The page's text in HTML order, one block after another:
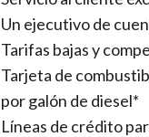
Un ejecutivo de
Tarifas bajas y
Tarjeta de
por galón de diesel*
Líneas de crédito